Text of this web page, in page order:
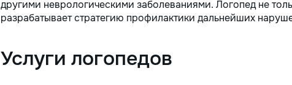
другими неврологическими заболеваниями. Логопед не
разрабатывает стратегию профилактики дальнейших
Услуги логопедов